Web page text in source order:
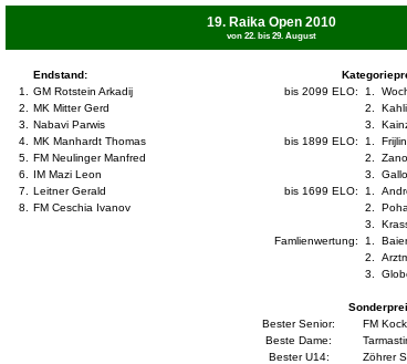
19. Raika Open 2010
von 22. bis 29. August
Endstand:
1.
GM Rotstein Arkadij bis 2099 ELO: 1.
2.
MK Mitter Gerd 2.
3.
Nabavi Parwis 3.
4.
MK Manhardt Thomas bis 1899 ELO: 1.
5.
FM Neulinger Manfred 2.
6.
IM Mazi Leon 3.
7.
Leitner Gerald bis 1699 ELO: 1.
8.
FM Ceschia Ivanov 2.
3.
Famlienwertung:
1.
2.
3.
Bester Senior:
FM
Beste Dame:
Bester U14:
Zöhrer